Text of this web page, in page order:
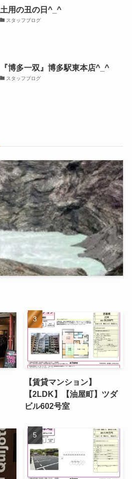
土用の丑の日^_^
スタッフブログ
『博多一双』博多駅東本店^_^
スタッフブログ
【賃貸マンション】
【2LDK】【油屋町】ツダ
ビル602号室